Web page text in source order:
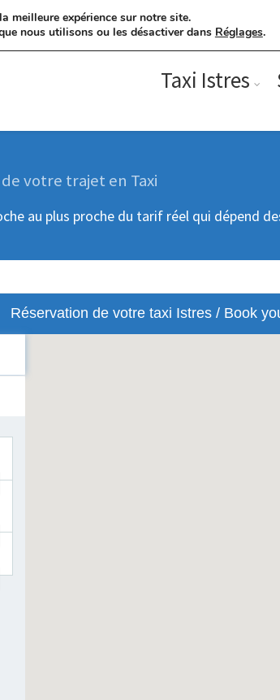
Taxi Istres
de votre trajet en Taxi
au plus proche du tarif réel qui dépend
Réservation de votre taxi Istres / Book
meilleure expérience sur notre site.
nous utilisons ou les désactiver dans Réglages.